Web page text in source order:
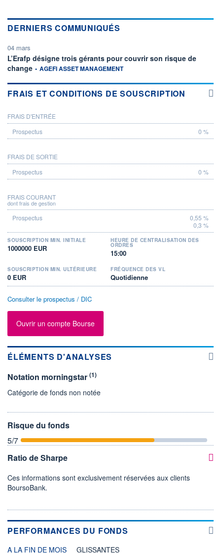
DERNIERS COMMUNIQUÉS
04 mars
L’Erafp désigne trois gérants pour couvrir son risque de
change information fournie par
• AGEFI ASSET MANAGEMENT
FRAIS ET CONDITIONS DE SOUSCRIPTION
PROSPECTUS
FRAIS D'ENTRÉE
0 %
FRAIS DE SORTIE
0 %
FRAIS COURANT
dont frais de gestion
0,55 %
0,3 %
SOUSCRIPTION MIN. INITIALE
1000000 EUR
HEURE DE CENTRALISATION DES
ORDRES
15:00
SOUSCRIPTION MIN. ULTÉRIEURE
0 EUR
FRÉQUENCE DES VL
Quotidienne
Consulter le prospectus / DIC
Ouvrir un compte Bourse
ÉLÉMENTS D'ANALYSES
Notation morningstar (1)
Catégorie de fonds non notée
Risque du fonds
5/7
Ratio de Sharpe
Ces informations sont exclusivement réservées aux clients
BoursoBank.
PERFORMANCES DU FONDS
A LA FIN DE MOIS GLISSANTES